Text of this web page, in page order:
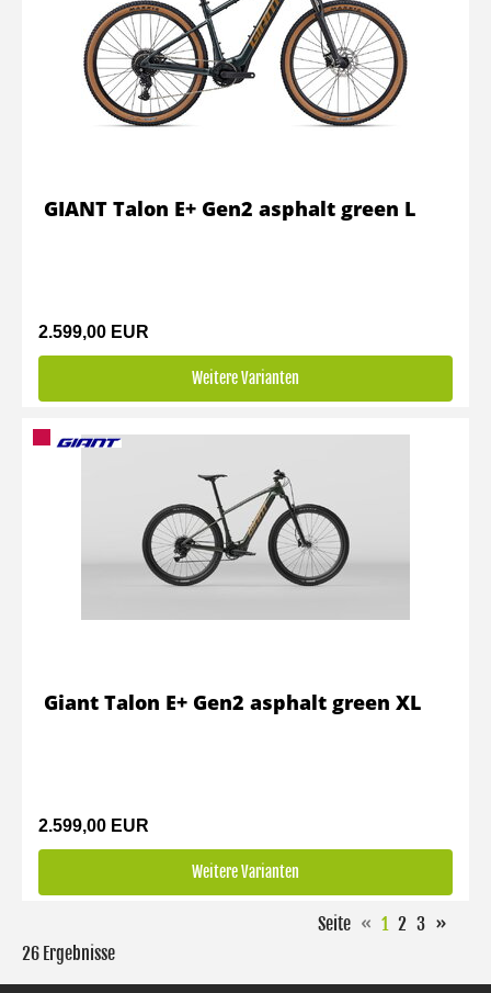
2.599,00 EUR
Weitere Varianten
GIANT Talon E+ Gen2 asphalt green L
2.599,00 EUR
Weitere Varianten
Giant Talon E+ Gen2 asphalt green XL
Seite « 1 2 3 »
26 Ergebnisse